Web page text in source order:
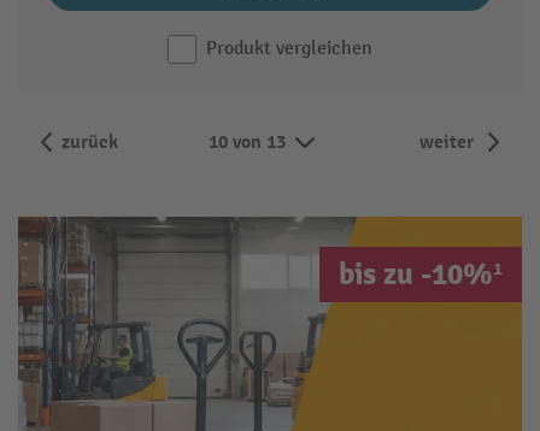
Produkt vergleichen
zurück 10 von 13 weiter
bis zu -10%¹